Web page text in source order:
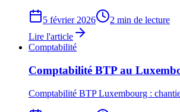
5 février 2026
2 min de lecture
Lire l'article
Comptabilité
Comptabilité BTP au
Comptabilité BTP Luxembourg :